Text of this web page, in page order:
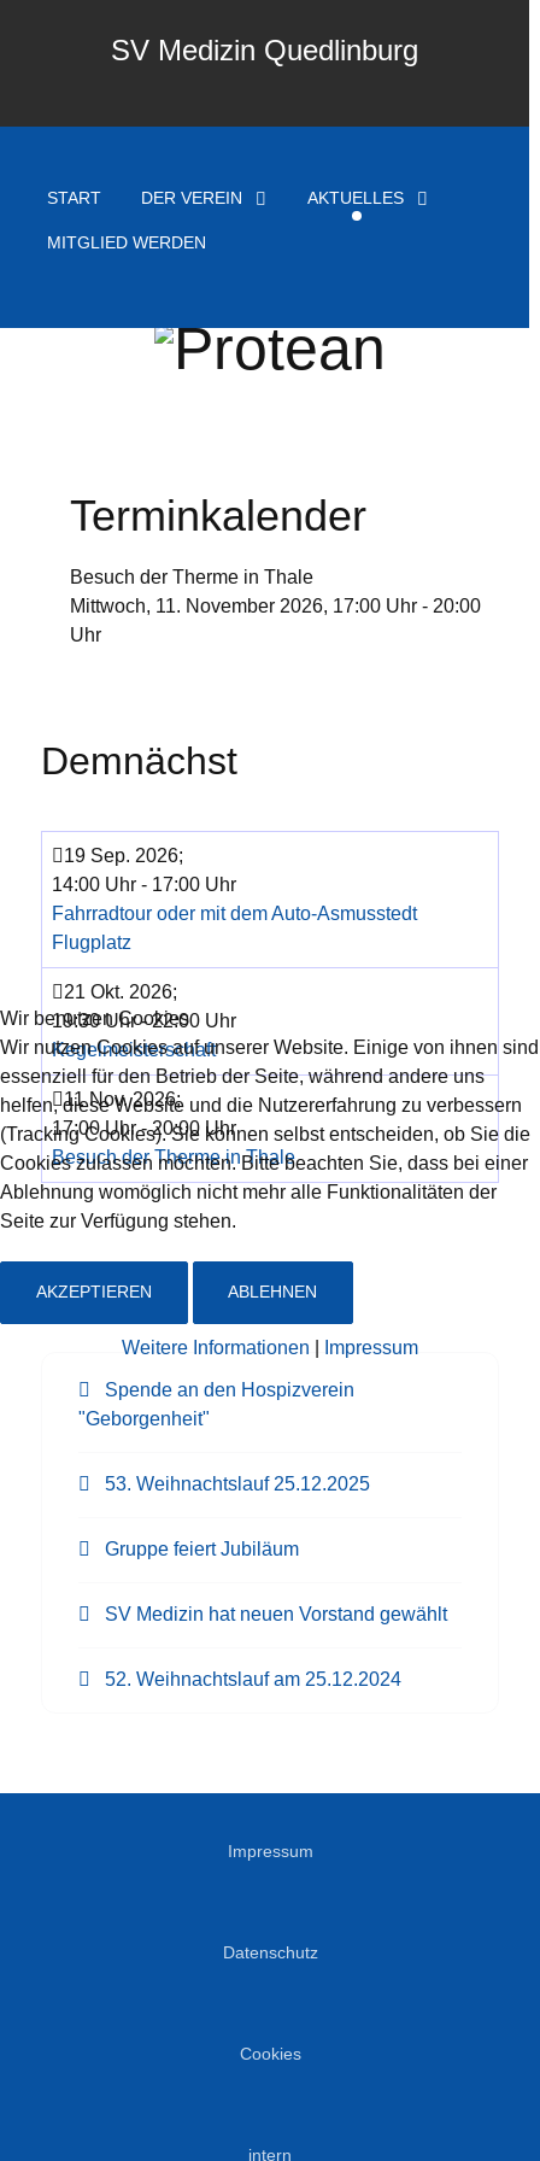
SV Medizin Quedlinburg
START DER VEREIN AKTUELLES
MITGLIED WERDEN
Terminkalender
Besuch der Therme in Thale
Mittwoch, 11. November 2026, 17:00 Uhr - 20:00
Uhr
Demnächst
19 Sep. 2026;
14:00 Uhr - 17:00 Uhr
Fahrradtour oder mit dem Auto-Asmusstedt
Flugplatz
21 Okt. 2026;
19:30 Uhr-22:00 Uhr
Kegelmeisterschaft
11 Nov. 2026;
17:00 Uhr-20:00 Uhr
Besuch der Therme in Thale
Neueste Beiträge
Spende an den Hospizverein
"Geborgenheit"
53. Weihnachtslauf 25.12.2025
Gruppe feiert Jubiläum
SV Medizin hat neuen Vorstand gewählt
52. Weihnachtslauf am 25.12.2024
Impressum
Datenschutz
Cookies
intern
Wir benutzen Cookies
Wir nutzen Cookies auf unserer Website. Einige von ihnen sind
essenziell für den Betrieb der Seite, während andere uns
helfen, diese Website und die Nutzererfahrung zu verbessern
(Tracking Cookies). Sie können selbst entscheiden, ob Sie die
Cookies zulassen möchten. Bitte beachten Sie, dass bei einer
Ablehnung womöglich nicht mehr alle Funktionalitäten der
Seite zur Verfügung stehen.
AKZEPTIEREN ABLEHNEN
Weitere Informationen Impressum